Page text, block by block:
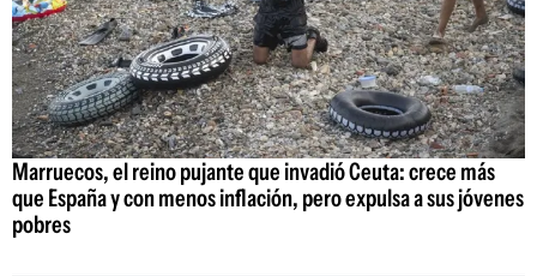
Marruecos, el reino pujante que invadió Ceuta: crece más
que España y con menos inflación, pero expulsa a sus jóvenes
pobres